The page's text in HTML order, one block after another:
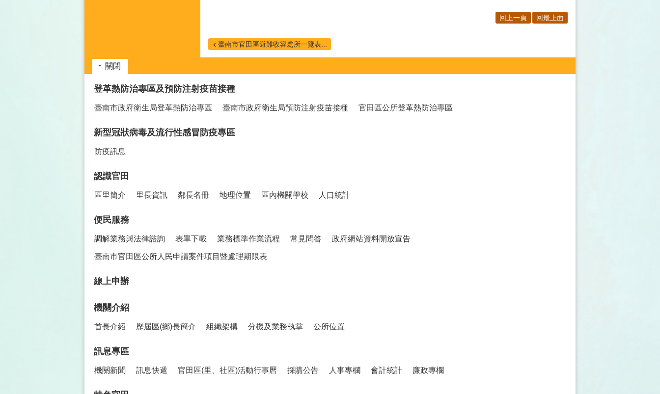
回上一頁 回最上面
臺南市官田區避難收容處所一覽表...
關閉
登革熱防治專區及預防注射疫苗接種
臺南市政府衛生局登革熱防治專區 臺南市政府衛生局預防注射疫苗接種 官田區公所登革熱防治專區
新型冠狀病毒及流行性感冒防疫專區
防疫訊息
認識官田
區里簡介 里長資訊 鄰長名冊 地理位置 區內機關學校 人口統計
便民服務
調解業務與法律諮詢 表單下載 業務標準作業流程 常見問答 政府網站資料開放宣告
臺南市官田區公所人民申請案件項目暨處理期限表
線上申辦
機關介紹
首長介紹 歷屆區(鄉)長簡介 組織架構 分機及業務執掌 公所位置
訊息專區
機關新聞 訊息快遞 官田區(里、社區)活動行事曆 採購公告 人事專欄 會計統計 廉政專欄